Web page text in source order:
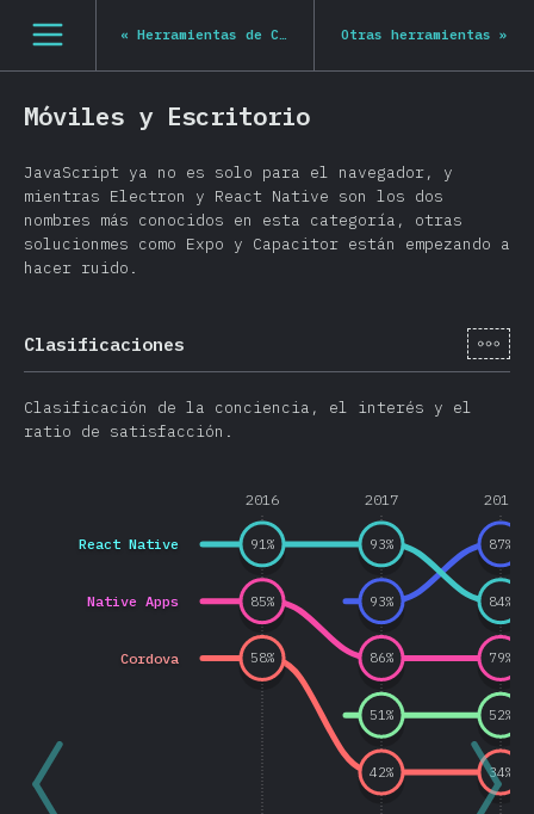
[es-ES] general.open_nav
« Herramientas de Construcción Otras herramientas »
Móviles y Escritorio
JavaScript ya no es solo para el navegador, y
mientras Electron y React Native son los dos
nombres más conocidos en esta categoría, otras
solucionmes como Expo y Capacitor están empezando a
hacer ruido.
Clasificaciones [es-
Clasificación de la conciencia, el interés y el
ratio de satisfacción.
2016 2017 2018
React Native
Native Apps
Cordova
93%
87%
91% 93%
84%
85%
86% 79%
58%
42% 34%
51% 52%